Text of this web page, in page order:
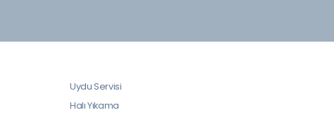
Uydu Servisi
Halı Yıkama